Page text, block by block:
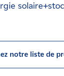
notre liste de